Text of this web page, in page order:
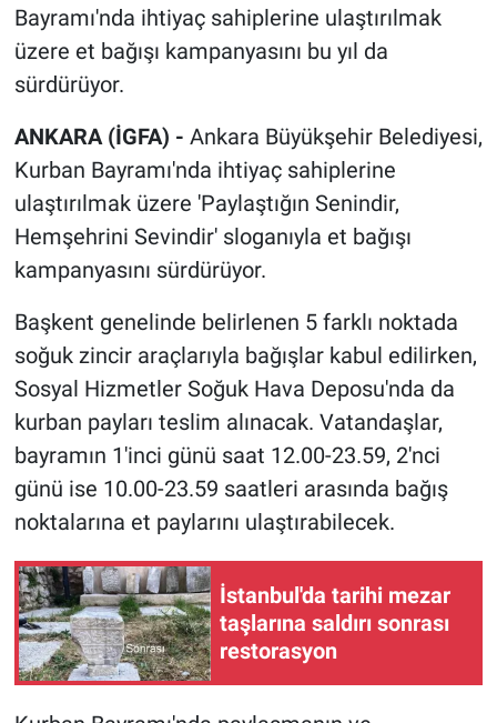
Bayramı'nda ihtiyaç sahiplerine ulaştırılmak
üzere et bağışı kampanyasını bu yıl da
sürdürüyor.
ANKARA (İGFA) - Ankara Büyükşehir Belediyesi,
Kurban Bayramı'nda ihtiyaç sahiplerine
ulaştırılmak üzere 'Paylaştığın Senindir,
Hemşehrini Sevindir' sloganıyla et bağışı
kampanyasını sürdürüyor.
Başkent genelinde belirlenen 5 farklı noktada
soğuk zincir araçlarıyla bağışlar kabul edilirken,
Sosyal Hizmetler Soğuk Hava Deposu'nda da
kurban payları teslim alınacak. Vatandaşlar,
bayramın 1'inci günü saat 12.00-23.59, 2'nci
günü ise 10.00-23.59 saatleri arasında bağış
noktalarına et paylarını ulaştırabilecek.
İstanbul'da tarihi mezar
taşlarına saldırı sonrası
restorasyon